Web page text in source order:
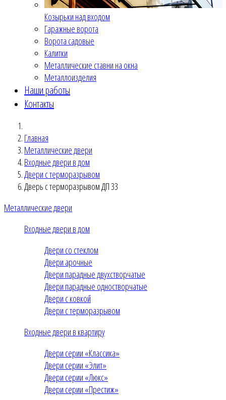
Козырьки над входом
Гаражные ворота
Ворота садовые
Калитки
Металлические ставни на окна
Металлоизделия
Наши работы
Контакты
Главная
Металлические двери
Входные двери в дом
Двери с терморазрывом
Дверь с терморазрывом ДП 33
Металлические двери
Входные двери в дом
Двери со стеклом
Двери арочные
Двери парадные двухстворчатые
Двери парадные одностворчатые
Двери с ковкой
Двери с терморазрывом
Входные двери в квартиру
Двери серии «Классика»
Двери серии «Элит»
Двери серии «Люкс»
Двери серии «Престиж»